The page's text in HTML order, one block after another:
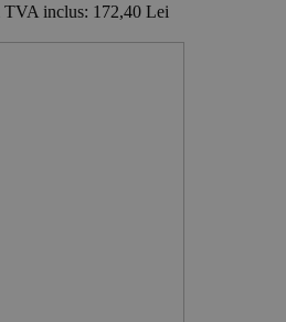
TVA inclus: 172,40 Lei